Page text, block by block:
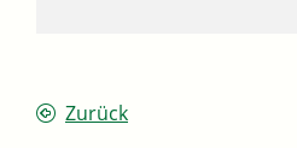
Zurück